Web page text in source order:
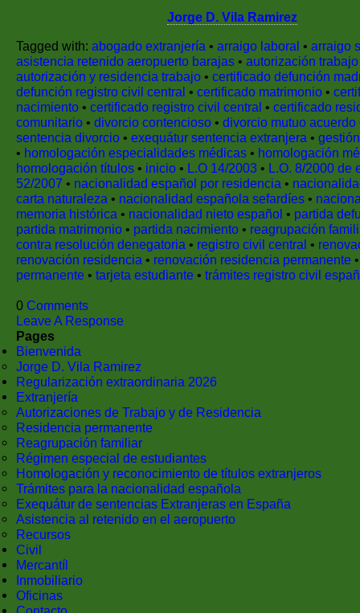
Jorge D. Vila Ramirez
Tagged with: abogado extranjería • arraigo laboral • arraigo
asistencia retenido aeropuerto barajas • autorización
autorización y residencia trabajo • certificado defunción
defunción registro civil central • certificado matrimonio •
nacimiento • certificado registro civil central • certificado
comunitario • divorcio contencioso • divorcio mutuo acuerdo
sentencia divorcio • exequátur sentencia extranjera •
• homologación especialidades médicas • homologación
homologación títulos • inicio • L.O 14/2003 • L.O. 8/2000 de
52/2007 • nacionalidad español por residencia •
carta naturaleza • nacionalidad española sefardíes •
memoria histórica • nacionalidad nieto español • partida
partida matrimonio • partida nacimiento • reagrupación
contra resolución denegatoria • registro civil central •
renovación residencia • renovación residencia permanente
permanente • tarjeta estudiante • trámites registro civil
0 Comments
Leave A Response
Pages
Bienvenida
Jorge D. Vila Ramirez
Regularización extraordinaria 2026
Extranjería
Autorizaciones de Trabajo y de Residencia
Residencia permanente
Reagrupación familiar
Régimen especial de estudiantes
Homologación y reconocimiento de títulos extranjeros
Trámites para la nacionalidad española
Exequátur de sentencias Extranjeras en España
Asistencia al retenido en el aeropuerto
Recursos
Civil
Mercantíl
Inmobiliario
Oficinas